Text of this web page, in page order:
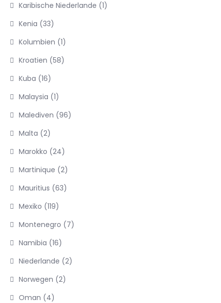
Karibische Niederlande (1)
Kenia (33)
Kolumbien (1)
Kroatien (58)
Kuba (16)
Malaysia (1)
Malediven (96)
Malta (2)
Marokko (24)
Martinique (2)
Mauritius (63)
Mexiko (119)
Montenegro (7)
Namibia (16)
Niederlande (2)
Norwegen (2)
Oman (4)